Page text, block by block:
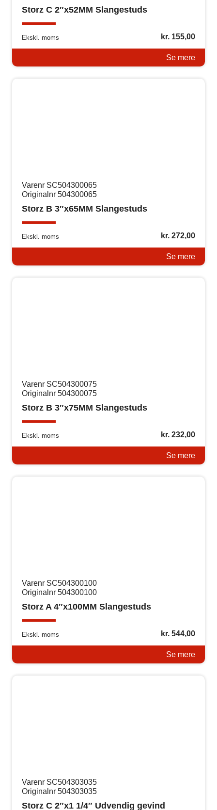
Storz C 2″x52MM Slangestuds
Ekskl. moms kr.155,00
Se mere
Varenr SC504300065
Originalnr 504300065
Storz B 3″x65MM Slangestuds
Ekskl. moms kr.272,00
Se mere
Varenr SC504300075
Originalnr 504300075
Storz B 3″x75MM Slangestuds
Ekskl. moms kr.232,00
Se mere
Varenr SC504300100
Originalnr 504300100
Storz A 4″x100MM Slangestuds
Ekskl. moms kr.544,00
Se mere
Varenr SC504303035
Originalnr 504303035
Storz C 2″x1 1/4″ Udvendig gevind